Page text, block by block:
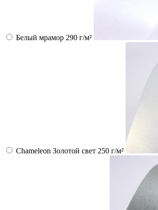
Белый мрамор 290 г/м²
Chameleon Золотой свет 250 г/м²